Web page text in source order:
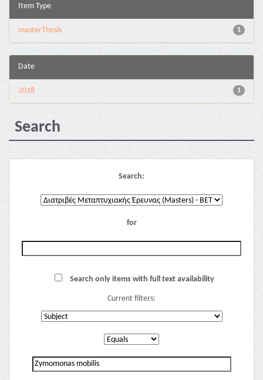
Item Type
1
masterThesis
Date
1
2018
Search
Search:
for
Search only items with full text availability
Current filters: